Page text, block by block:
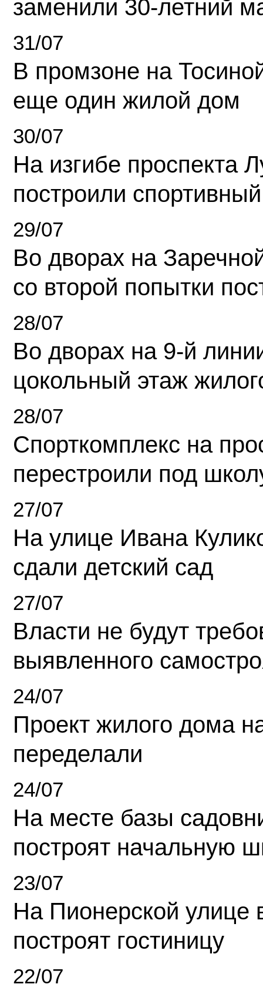
заменили 30-летний
31/07
В промзоне на
еще один жилой дом
30/07
На изгибе проспекта
построили
29/07
Во дворах на
со второй попытки
28/07
Во дворах на 9-й
цокольный этаж
28/07
Спорткомплекс на
перестроили под
27/07
На улице Ивана
сдали детский сад
27/07
Власти не будут
выявленного
24/07
Проект жилого дома
переделали
24/07
На месте базы
построят начальную
23/07
На Пионерской улице
построят гостиницу
22/07